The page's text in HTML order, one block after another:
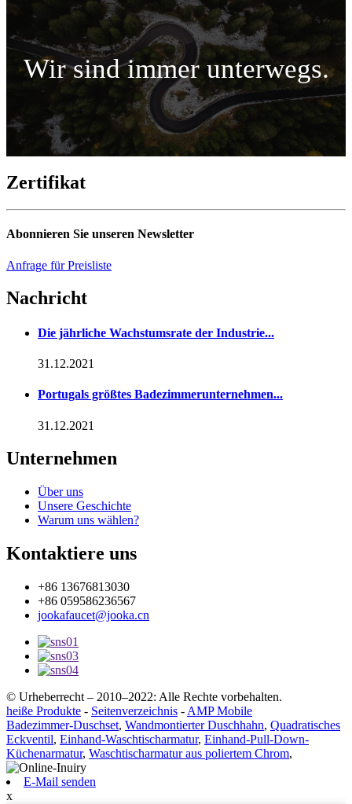
Wir sind immer unterwegs.
Zertifikat
Abonnieren Sie unseren Newsletter
Anfrage für Preisliste
Nachricht
Die jährliche Wachstumsrate der Industrie...
31.12.2021
Portugals größtes Badezimmerunternehmen...
31.12.2021
Unternehmen
Über uns
Unsere Geschichte
Warum uns wählen?
Kontaktiere uns
+86 13676813030
+86 059586236567
jookafaucet@jooka.cn
© Urheberrecht – 2010–2022: Alle Rechte vorbehalten.
heiße Produkte - Seitenverzeichnis - AMP Mobile
Badezimmer-Duschset, Wandmontierter Duschhahn, Quadratisches
Eckventil, Einhand-Waschtischarmatur, Einhand-Pull-Down-
Küchenarmatur, Waschtischarmatur aus poliertem Chrom,
E-Mail senden
x